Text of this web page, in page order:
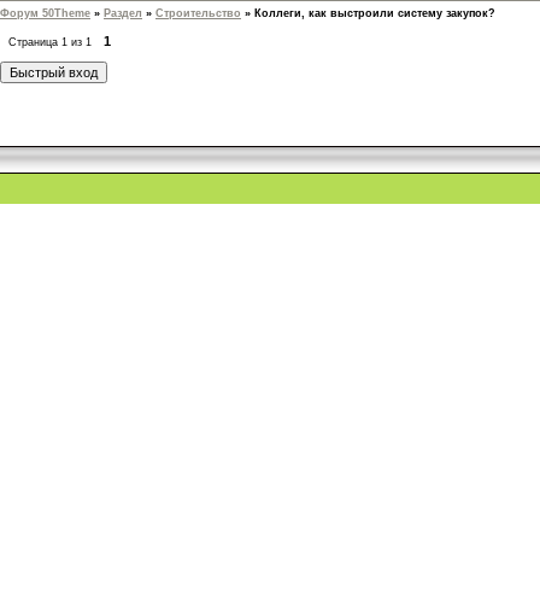
Форум 50Theme » Раздел » Строительство » Коллеги, как выстроили систему закупок?
Страница 1 из 1 1